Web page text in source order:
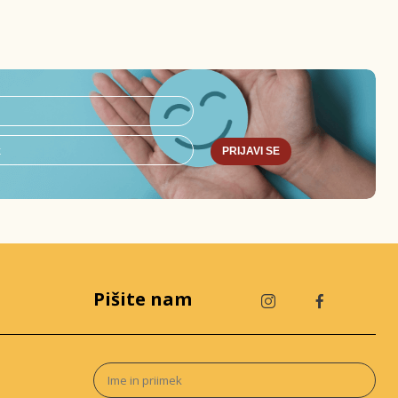
PRIJAVI SE
Pišite nam